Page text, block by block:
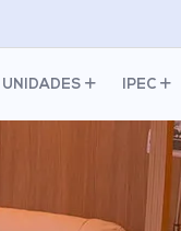
UNIDADES IPEC